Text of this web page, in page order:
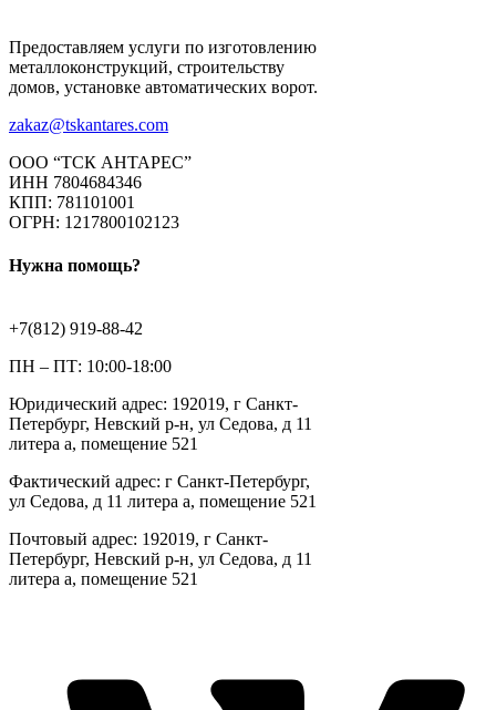
Предоставляем услуги по изготовлению
металлоконструкций, строительству
домов, установке автоматических ворот.
zakaz@tskantares.com
ООО “ТСК АНТАРЕС”
ИНН 7804684346
КПП: 781101001
ОГРН: 1217800102123
Нужна помощь?
+7(812) 919-88-42
ПН – ПТ: 10:00-18:00
Юридический адрес: 192019, г Санкт-
Петербург, Невский р-н, ул Седова, д 11
литера а, помещение 521
Фактический адрес: г Санкт-Петербург,
ул Седова, д 11 литера а, помещение 521
Почтовый адрес: 192019, г Санкт-
Петербург, Невский р-н, ул Седова, д 11
литера а, помещение 521